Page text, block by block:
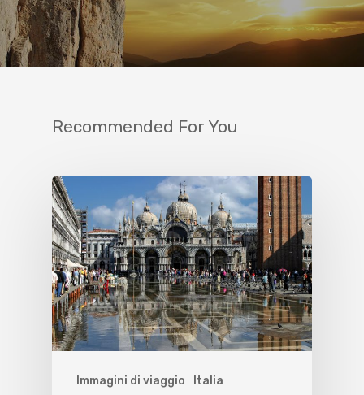
Recommended For You
Immagini di viaggio Italia